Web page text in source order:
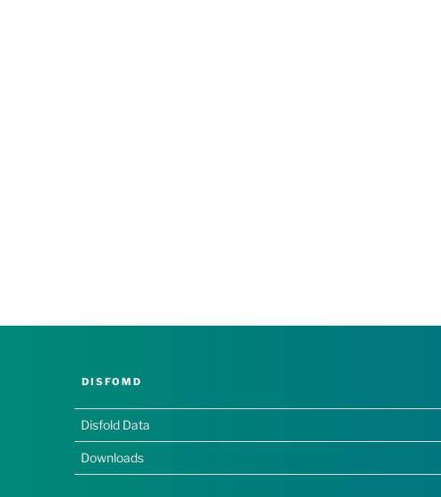
DISFOMD
Disfold Data
Downloads